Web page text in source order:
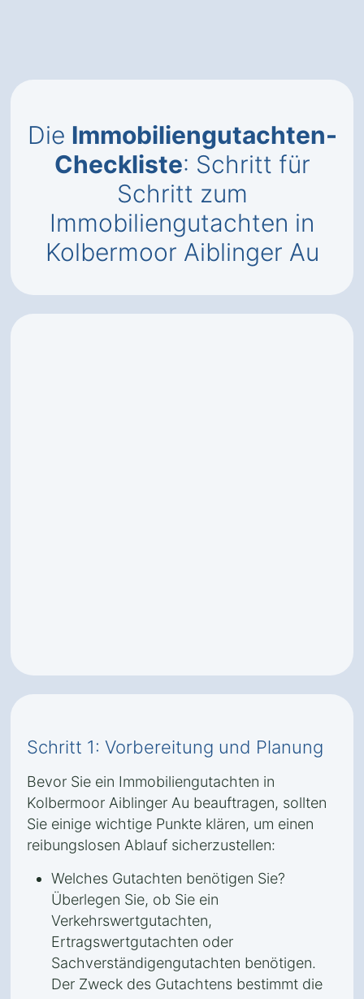
Die Immobiliengutachten-
Checkliste: Schritt für
Schritt zum
Immobiliengutachten in
Kolbermoor Aiblinger Au
Schritt 1: Vorbereitung und Planung
Bevor Sie ein Immobiliengutachten in
Kolbermoor Aiblinger Au beauftragen, sollten
Sie einige wichtige Punkte klären, um einen
reibungslosen Ablauf sicherzustellen:
Welches Gutachten benötigen Sie?
Überlegen Sie, ob Sie ein
Verkehrswertgutachten,
Ertragswertgutachten oder
Sachverständigengutachten benötigen.
Der Zweck des Gutachtens bestimmt die